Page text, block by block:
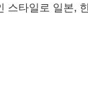
타일로 일본,